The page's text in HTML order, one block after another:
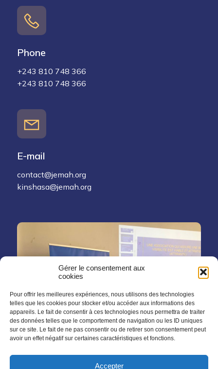
Gérer le consentement aux
cookies
Pour offrir les meilleures expériences, nous utilisons des technologies
telles que les cookies pour stocker et/ou accéder aux informations des
appareils. Le fait de consentir à ces technologies nous permettra de traiter
des données telles que le comportement de navigation ou les ID uniques
sur ce site. Le fait de ne pas consentir ou de retirer son consentement peut
avoir un effet négatif sur certaines caractéristiques et fonctions.
Accepter
Phone
+243 810 748 366
+243 810 748 366
E-mail
contact@jemah.org
kinshasa@jemah.org